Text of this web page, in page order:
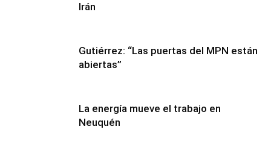
Irán
Gutiérrez: “Las puertas del MPN están
abiertas”
La energía mueve el trabajo en
Neuquén